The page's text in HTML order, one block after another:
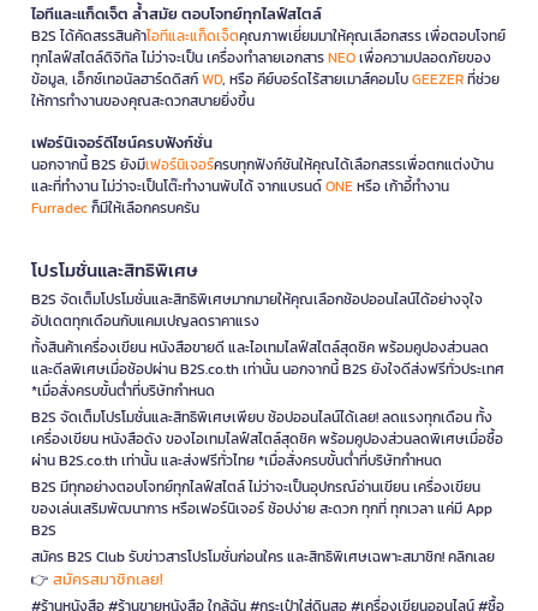
ไอทีและแก็ดเจ็ต ล้ำสมัย ตอบโจทย์ทุกไลฟ์สไตล์
B2S ได้คัดสรรสินค้าไอทีและแก็ดเจ็ตคุณภาพเยี่ยมมาให้คุณเลือกสรร เพื่อตอบโจทย์
ทุกไลฟ์สไตล์ดิจิทัล ไม่ว่าจะเป็น เครื่องทำลายเอกสารNEOเพื่อความปลอดภัยของ
ข้อมูล, เอ็กซ์เทอนัลฮาร์ดดิสก์WD, หรือ คีย์บอร์ดไร้สายเมาส์คอมโบGEEZERที่ช่วย
ให้การทำงานของคุณสะดวกสบายยิ่งขึ้น
เฟอร์นิเจอร์ดีไซน์ครบฟังก์ชั่น
นอกจากนี้ B2S ยังมีเฟอร์นิเจอร์ครบทุกฟังก์ชันให้คุณได้เลือกสรรเพื่อตกแต่งบ้าน
และที่ทำงาน ไม่ว่าจะเป็นโต๊ะทำงานพับได้ จากแบรนด์ONEหรือ เก้าอี้ทำงาน
Furradecก็มีให้เลือกครบครัน
โปรโมชั่นและสิทธิพิเศษ
B2S จัดเต็มโปรโมชั่นและสิทธิพิเศษมากมายให้คุณเลือกช้อปออนไลน์ได้อย่างจุใจ
อัปเดตทุกเดือนกับแคมเปญลดราคาแรง
ทั้งสินค้าเครื่องเขียน หนังสือขายดี และไอเทมไลฟ์สไตล์สุดชิค พร้อมคูปองส่วนลด
และดีลพิเศษเมื่อช้อปผ่าน B2S.co.th เท่านั้น นอกจากนี้ B2S ยังใจดีส่งฟรีทั่วประเทศ
*เมื่อสั่งครบขั้นต่ำที่บริษัทกำหนด
B2S จัดเต็มโปรโมชั่นและสิทธิพิเศษเพียบ ช้อปออนไลน์ได้เลย! ลดแรงทุกเดือน ทั้ง
เครื่องเขียน หนังสือดัง ของไอเทมไลฟ์สไตล์สุดชิค พร้อมคูปองส่วนลดพิเศษเมื่อซื้อ
ผ่าน B2S.co.th เท่านั้น และส่งฟรีทั่วไทย *เมื่อสั่งครบขั้นต่ำที่บริษัทกำหนด
B2S มีทุกอย่างตอบโจทย์ทุกไลฟ์สไตล์ ไม่ว่าจะเป็นอุปกรณ์อ่านเขียน เครื่องเขียน
ของเล่นเสริมพัฒนาการ หรือเฟอร์นิเจอร์ ช้อปง่าย สะดวก ทุกที่ ทุกเวลา แค่มี App
B2S
สมัคร B2S Club รับข่าวสารโปรโมชั่นก่อนใคร และสิทธิพิเศษเฉพาะสมาชิก! คลิกเลย
👉 สมัครสมาชิกเลย!
#ร้านหนังสือ #ร้านขายหนังสือ ใกล้ฉัน #กระเป๋าใส่ดินสอ #เครื่องเขียนออนไลน์ #ซื้อ